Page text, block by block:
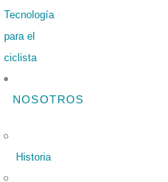
Tecnología
para el
ciclista
NOSOTROS
Historia